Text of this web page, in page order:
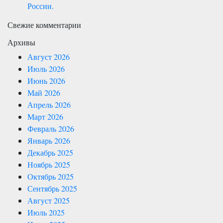
России.
Свежие комментарии
Архивы
Август 2026
Июль 2026
Июнь 2026
Май 2026
Апрель 2026
Март 2026
Февраль 2026
Январь 2026
Декабрь 2025
Ноябрь 2025
Октябрь 2025
Сентябрь 2025
Август 2025
Июль 2025